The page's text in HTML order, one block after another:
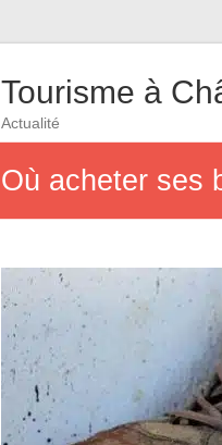
Tourisme à
Actualité
Où acheter ses